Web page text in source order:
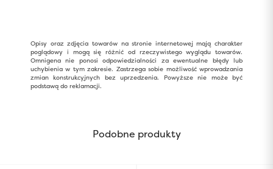
Opisy oraz zdjęcia towarów na stronie internetowej mają charakter
poglądowy i mogą się różnić od rzeczywistego wyglądu towarów.
Omnigena nie ponosi odpowiedzialności za ewentualne błędy lub
uchybienia w tym zakresie. Zastrzega sobie możliwość wprowadzania
zmian konstrukcyjnych bez uprzedzenia. Powyższe nie może być
podstawą do reklamacji.
Podobne produkty